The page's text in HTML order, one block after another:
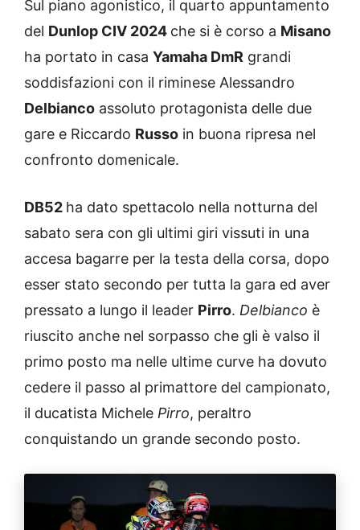
Sul piano agonistico, il quarto appuntamento
del Dunlop CIV 2024 che si è corso a Misano
ha portato in casa Yamaha DmR grandi
soddisfazioni con il riminese Alessandro
Delbianco assoluto protagonista delle due
gare e Riccardo Russo in buona ripresa nel
confronto domenicale.
DB52 ha dato spettacolo nella notturna del
sabato sera con gli ultimi giri vissuti in una
accesa bagarre per la testa della corsa, dopo
esser stato secondo per tutta la gara ed aver
pressato a lungo il leader Pirro. Delbianco è
riuscito anche nel sorpasso che gli è valso il
primo posto ma nelle ultime curve ha dovuto
cedere il passo al primattore del campionato,
il ducatista Michele Pirro, peraltro
conquistando un grande secondo posto.